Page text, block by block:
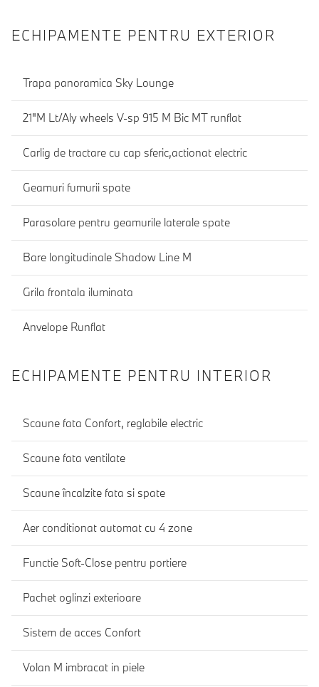
ECHIPAMENTE PENTRU EXTERIOR
Trapa panoramica Sky Lounge
21"M Lt/Aly wheels V-sp 915 M Bic MT runflat
Carlig de tractare cu cap sferic,actionat electric
Geamuri fumurii spate
Parasolare pentru geamurile laterale spate
Bare longitudinale Shadow Line M
Grila frontala iluminata
Anvelope Runflat
ECHIPAMENTE PENTRU INTERIOR
Scaune fata Confort, reglabile electric
Scaune fata ventilate
Scaune încalzite fata si spate
Aer conditionat automat cu 4 zone
Functie Soft-Close pentru portiere
Pachet oglinzi exterioare
Sistem de acces Confort
Volan M imbracat in piele